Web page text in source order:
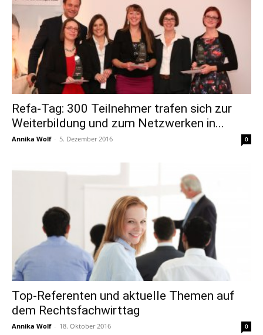
Refa-Tag: 300 Teilnehmer trafen sich zur
Weiterbildung und zum Netzwerken in...
Annika Wolf - 5. Dezember 2016 0
Top-Referenten und aktuelle Themen auf
dem Rechtsfachwirttag
Annika Wolf - 18. Oktober 2016 0